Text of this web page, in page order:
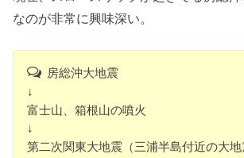
なのが非常に興味深い。
房総沖大地震
↓
富士山、箱根山の噴火
↓
第二次関東大地震（三浦半島付近の大地